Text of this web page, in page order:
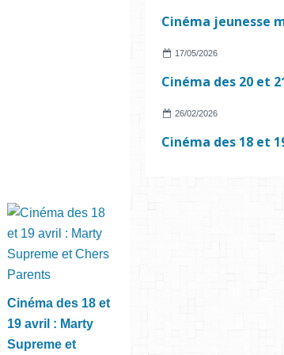
Cinéma des 18 et
19 avril : Marty
Supreme et
17/05/2026
26/02/2026